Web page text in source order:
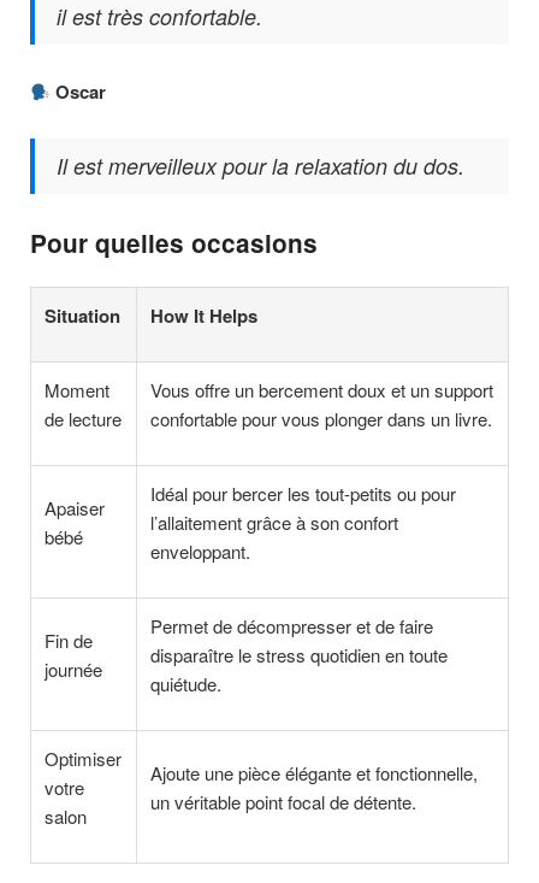
il est très confortable.
Oscar
Il est merveilleux pour la relaxation du dos.
Pour quelles occasions
Situation How It Helps
Moment
de lecture
Vous offre un bercement doux et un support
confortable pour vous plonger dans un livre.
Apaiser
bébé
Idéal pour bercer les tout-petits ou pour
l’allaitement grâce à son confort
enveloppant.
Fin de
journée
Permet de décompresser et de faire
disparaître le stress quotidien en toute
quiétude.
Optimiser
votre
salon
Ajoute une pièce élégante et fonctionnelle,
un véritable point focal de détente.